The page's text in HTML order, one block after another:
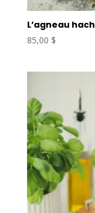
L’agneau
85,00 $